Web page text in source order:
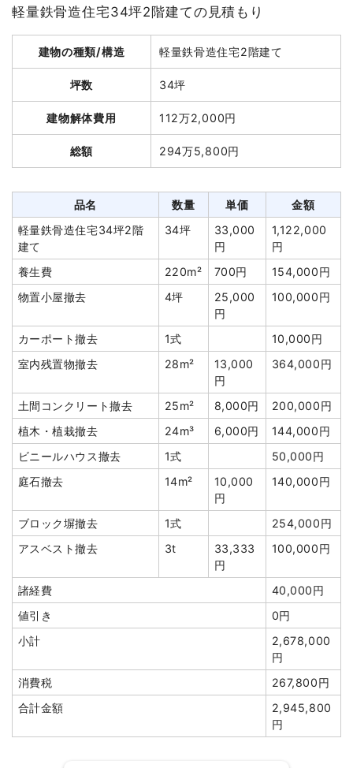
建物解体費用 28万7,396円
総額 123万2,000円
木造住宅6坪1階建て
6坪 47,899円
287,396円
60m² 580円
カッター工事
73,530円
室外設備・機器撤去
71,430円
諸経費
182,407円
値引き
1,889円
消費税
112,000円
合計金額
1,232,000円
建物の種類/構造
39坪
建物解体費用 109万2,000円
総額 180万円
品名 数量 単価
金額
木造住宅39坪2階建て
39坪 28,000円
1,092,000円
150,000円
ブロック塀撤去
100,000円
植木・植栽撤去
150,000円
65,000円
軽量鉄骨造住宅34坪2階建ての見積もり
建物の種類/構造 軽量鉄骨造住宅2階建て
坪数 34坪
建物解体費用 112万2,000円
総額 294万5,800円
品名 数量 単価
金額
軽量鉄骨造住宅34坪2階
建て
34坪
33,000
円
1,122,000
円
養生費
220m² 700円
154,000円
物置小屋撤去
4坪
25,000
円
100,000円
カーポート撤去 1式
10,000円
室内残置物撤去
28m²
13,000
円
364,000円
土間コンクリート撤去 25m² 8,000円
200,000円
植木・植栽撤去
24m³ 6,000円
144,000円
ビニールハウス撤去
1式
50,000円
庭石撤去
14m²
10,000
円
140,000円
ブロック塀撤去 1式
254,000円
アスベスト撤去
3t
33,333
円
100,000円
諸経費
40,000円
値引き
0円
小計
2,678,000
円
消費税
267,800円
合計金額
2,945,800
円